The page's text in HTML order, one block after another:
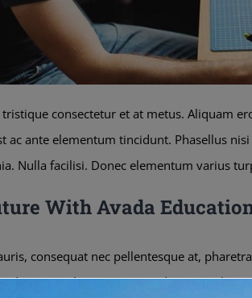
consectetur et at metus. Aliquam
ac ante elementum tincidunt. Phasellus
Nulla facilisi. Donec elementum varius
With Avada
consequat nec pellentesque at,
dictum et elit porttitor tincidunt. Duis leo